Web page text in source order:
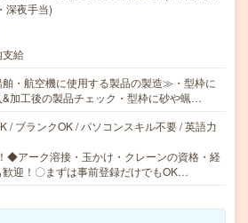
深夜手当)
支給
・航空機に使用する製品の製造≫・型枠に
&加工後の製品チェック・型枠に砂や蝋…
/ ブランクOK / パソコンスキル不要 / 英語力
◆アーク溶接・玉かけ・クレーンの資格・経
迎！〇まずは事前登録だけでもOK…